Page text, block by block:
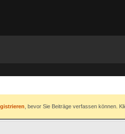
, bevor Sie Beiträge verfassen können.